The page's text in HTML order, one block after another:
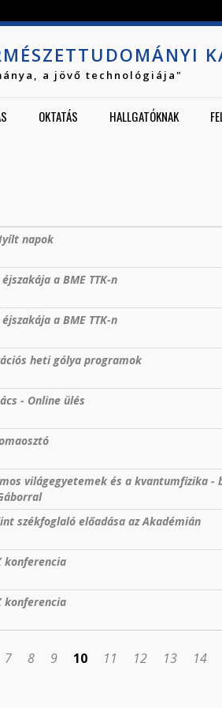
a jövő technológiája"
OKTATÁS HALLGATÓKNAK
napok
a BME TTK-n
a BME TTK-n
heti gólya programok
- Online ülés
világegyetemek és a kvantumfizika -
székfoglaló előadása az Akadémián
konferencia
konferencia
7 8 9 10 11 12 13 14